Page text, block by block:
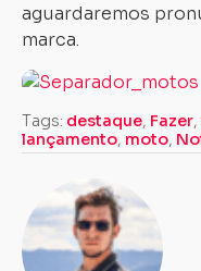
aguardaremos
marca.
Tags: destaque, Fazer,
lançamento, moto,